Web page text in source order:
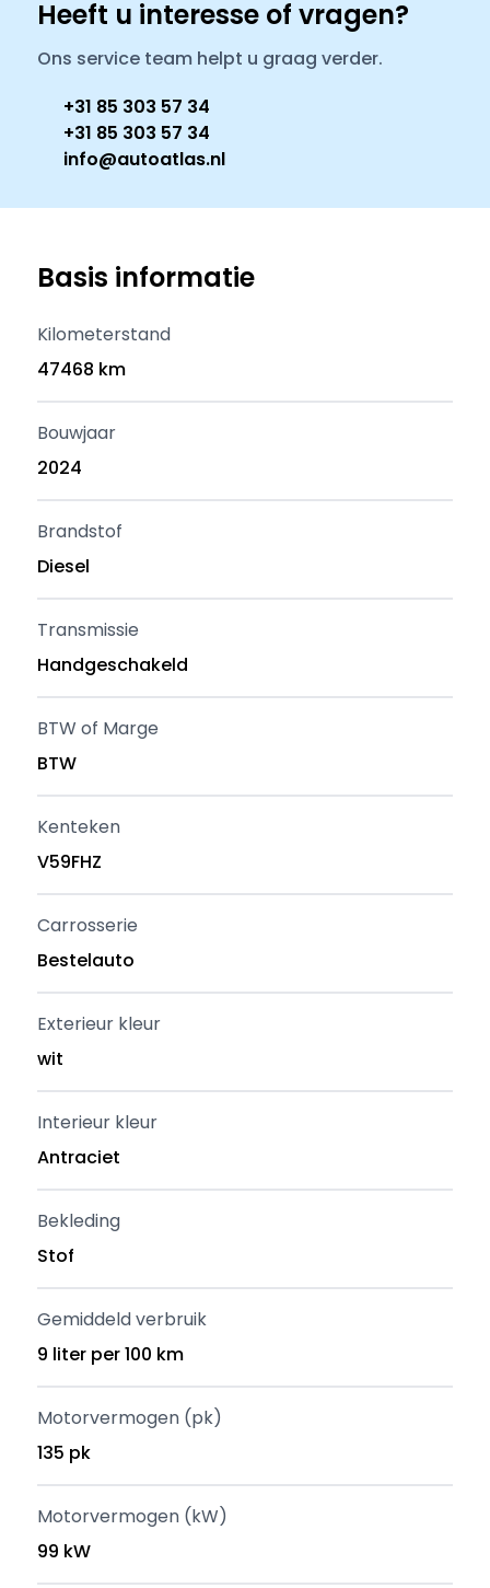
Heeft u interesse of vragen?
Ons service team helpt u graag verder.
+31 85 303 57 34
+31 85 303 57 34
info@autoatlas.nl
Basis informatie
Kilometerstand
47468 km
Bouwjaar
2024
Brandstof
Diesel
Transmissie
Handgeschakeld
BTW of Marge
BTW
Kenteken
V59FHZ
Carrosserie
Bestelauto
Exterieur kleur
wit
Interieur kleur
Antraciet
Bekleding
Stof
Gemiddeld verbruik
9 liter per 100 km
Motorvermogen (pk)
135 pk
Motorvermogen (kW)
99 kW